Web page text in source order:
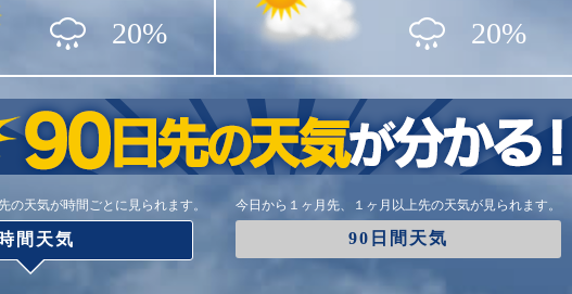
20%
20%
の天気が時間ごとに見られます。
間天気
今日から１ヶ月先、１ヶ月以上先の天気が見られます。
90日間天気